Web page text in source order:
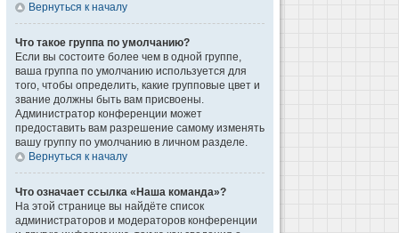
Вернуться к началу
Что такое группа по умолчанию?
Если вы состоите более чем в одной группе,
ваша группа по умолчанию используется для
того, чтобы определить, какие групповые цвет и
звание должны быть вам присвоены.
Администратор конференции может
предоставить вам разрешение самому изменять
вашу группу по умолчанию в личном разделе.
Вернуться к началу
Что означает ссылка «Наша команда»?
На этой странице вы найдёте список
администраторов и модераторов конференции